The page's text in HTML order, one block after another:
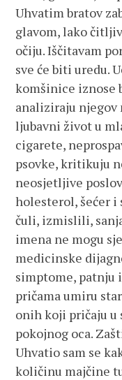
Uhvatim bratov
glavom, lako
očiju. Iščitavam
sve će biti uredu.
komšinice iznose
analiziraju njegov
ljubavni život u
cigarete,
psovke, kritikuju
neosjetljive
holesterol, šećer i
čuli, izmislili,
imena ne mogu
medicinske
simptome, patnju
pričama umiru
onih koji pričaju u
pokojnog oca.
Uhvatio sam se
količinu majčine